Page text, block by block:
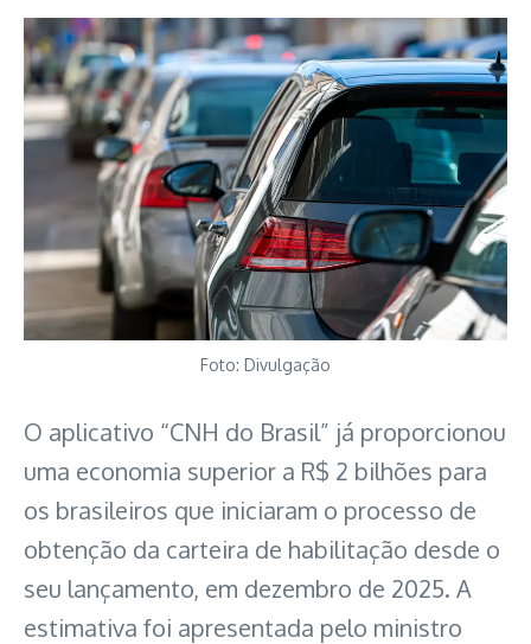
Foto: Divulgação
O aplicativo “CNH do Brasil” já proporcionou
uma economia superior a R$ 2 bilhões para
os brasileiros que iniciaram o processo de
obtenção da carteira de habilitação desde o
seu lançamento, em dezembro de 2025. A
estimativa foi apresentada pelo ministro